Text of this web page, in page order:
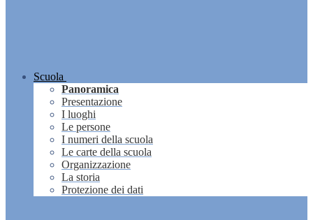
Scuola
Panoramica
Presentazione
I luoghi
Le persone
I numeri della scuola
Le carte della scuola
Organizzazione
La storia
Protezione dei dati